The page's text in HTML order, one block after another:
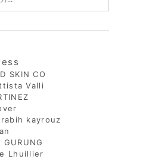
SKIN CO
Valli
kayrouz
GURUNG
Lhuillier